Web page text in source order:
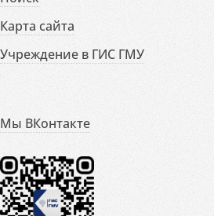
Карта сайта
Учреждение в ГИС ГМУ
Мы ВКонтакте